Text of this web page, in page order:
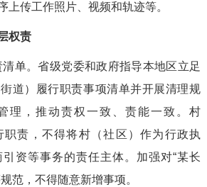
上传工作照片、视频和轨迹等。
权责
。省级党委和政府指导本地区立足
道）履行职责事项清单并开展清理规
理，推动责权一致、责能一致。村
职责，不得将村（社区）作为行政执
资等事务的责任主体。加强对“某长
范，不得随意新增事项。